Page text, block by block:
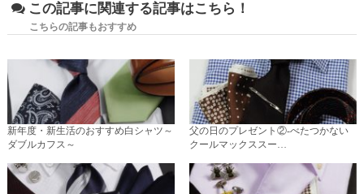
この記事に関連する記事はこちら！
こちらの記事もおすすめ
新年度・新生活のおすすめ白シャツ～
ダブルカフス～
父の日のプレゼント②-べたつかない
クールマックススー…